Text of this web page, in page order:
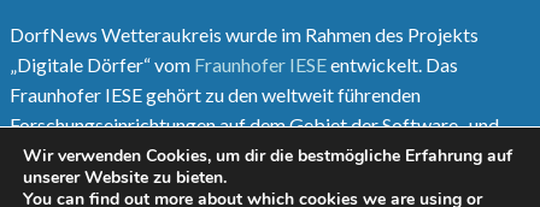
DorfNews Wetteraukreis wurde im Rahmen des Projekts
„Digitale Dörfer“ vom Fraunhofer IESEentwickelt. Das
Fraunhofer IESE gehört zu den weltweit führenden
Forschungseinrichtungen auf dem Gebiet der Software- und
Systementwicklungsmethoden.
Wir verwenden Cookies, um dir die bestmögliche Erfahrung auf
unserer Website zu bieten.
You can find out more about which cookies we are using or